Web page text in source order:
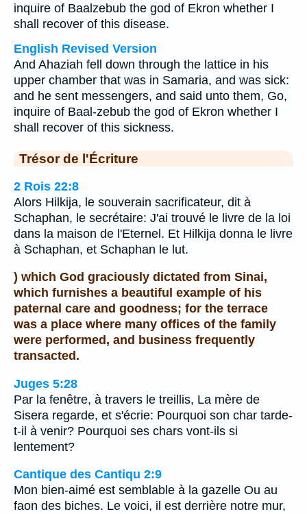
inquire of Baalzebub the god of Ekron whether I
shall recover of this disease.
English Revised Version
And Ahaziah fell down through the lattice in his
upper chamber that was in Samaria, and was sick:
and he sent messengers, and said unto them, Go,
inquire of Baal-zebub the god of Ekron whether I
shall recover of this sickness.
Trésor de l'Écriture
2 Rois 22:8
Alors Hilkija, le souverain sacrificateur, dit à
Schaphan, le secrétaire: J'ai trouvé le livre de la loi
dans la maison de l'Eternel. Et Hilkija donna le livre
à Schaphan, et Schaphan le lut.
) which God graciously dictated from Sinai,
which furnishes a beautiful example of his
paternal care and goodness; for the terrace
was a place where many offices of the family
were performed, and business frequently
transacted.
Juges 5:28
Par la fenêtre, à travers le treillis, La mère de
Sisera regarde, et s'écrie: Pourquoi son char tarde-
t-il à venir? Pourquoi ses chars vont-ils si
lentement?
Cantique des Cantiqu 2:9
Mon bien-aimé est semblable à la gazelle Ou au
faon des biches. Le voici, il est derrière notre mur,